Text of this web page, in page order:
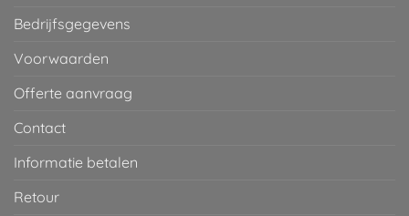
Bedrijfsgegevens
Voorwaarden
Offerte aanvraag
Contact
Informatie betalen
Retour